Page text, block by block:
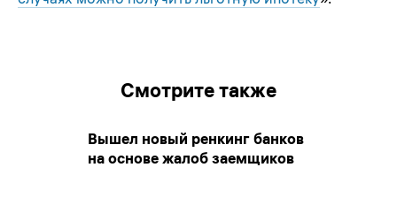
Смотрите также
Вышел новый ренкинг банков
на основе жалоб заемщиков